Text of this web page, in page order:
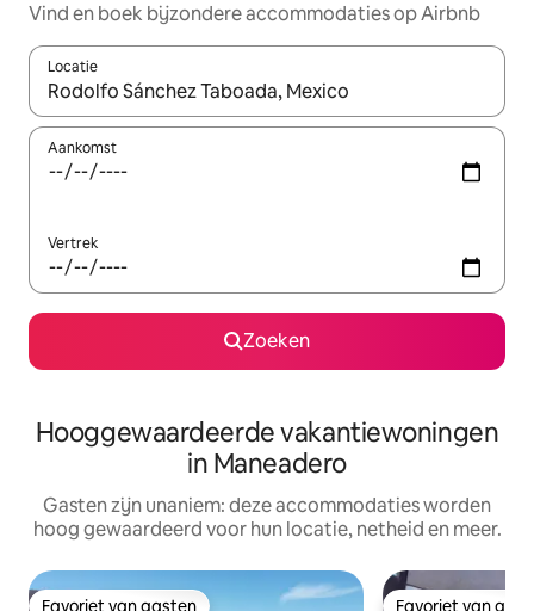
Vind en boek bijzondere accommodaties op Airbnb
Locatie
Wanneer er resultaten beschikbaar zijn, maak je een keuze
Aankomst
Vertrek
Zoeken
Hooggewaardeerde vakantiewoningen
in Maneadero
Gasten zijn unaniem: deze accommodaties worden
hoog gewaardeerd voor hun locatie, netheid en meer.
Favoriet van gasten Favoriet van